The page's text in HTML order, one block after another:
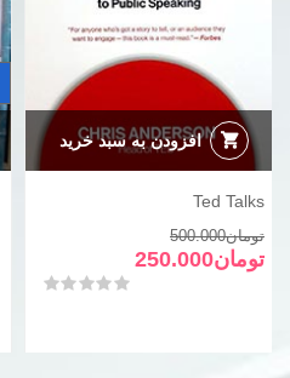
افزودن به سبد خرید
Ted Talks
تومان500.000قیمت
اصلی
تومان500.000
تومان250.000
قیمت
فعلی
تومان250.000
امتیاز0از 5